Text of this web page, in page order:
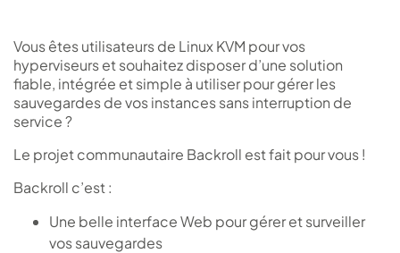
Vous êtes utilisateurs de Linux KVM pour vos
hyperviseurs et souhaitez disposer d’une solution
fiable, intégrée et simple à utiliser pour gérer les
sauvegardes de vos instances sans interruption de
service ?
Le projet communautaire Backroll est fait pour vous !
Backroll c’est :
Une belle interface Web pour gérer et surveiller
vos sauvegardes